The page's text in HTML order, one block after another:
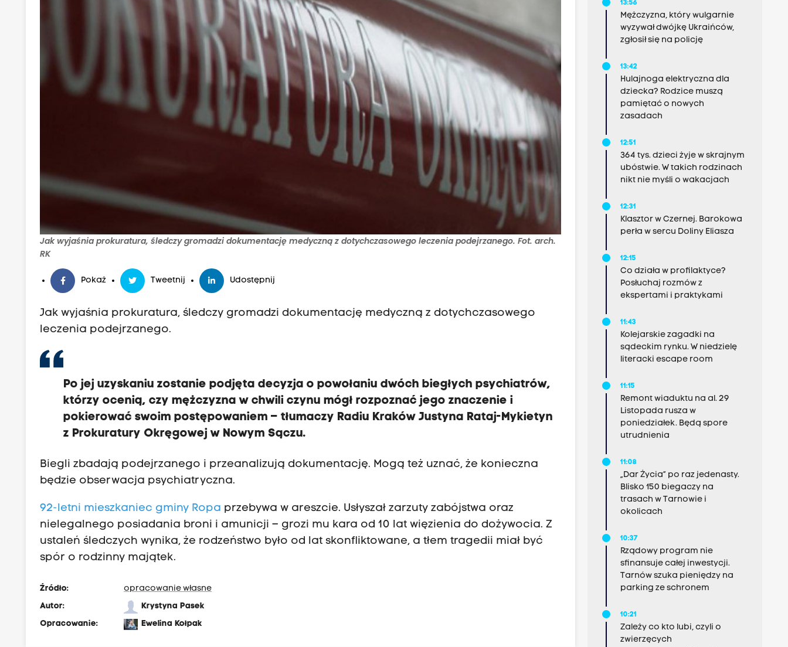
Jak wyjaśnia prokuratura, śledczy gromadzi dokumentację medyczną z dotychczasowego leczenia podejrzanego. Fot. arch.
RK
Pokaż Tweetnij Udostępnij
Jak wyjaśnia prokuratura, śledczy gromadzi dokumentację medyczną z dotychczasowego
leczenia podejrzanego.
Po jej uzyskaniu zostanie podjęta decyzja o powołaniu dwóch biegłych psychiatrów,
którzy ocenią, czy mężczyzna w chwili czynu mógł rozpoznać jego znaczenie i
pokierować swoim postępowaniem – tłumaczy Radiu Kraków Justyna Rataj-Mykietyn
z Prokuratury Okręgowej w Nowym Sączu.
Biegli zbadają podejrzanego i przeanalizują dokumentację. Mogą też uznać, że konieczna
będzie obserwacja psychiatryczna.
92-letni mieszkaniec gminy Ropa przebywa w areszcie. Usłyszał zarzuty zabójstwa oraz
nielegalnego posiadania broni i amunicji – grozi mu kara od 10 lat więzienia do dożywocia. Z
ustaleń śledczych wynika, że rodzeństwo było od lat skonfliktowane, a tłem tragedii miał być
spór o rodzinny majątek.
Źródło:
opracowanie własne
Autor:
Krystyna Pasek
Opracowanie:
Ewelina Kołpak
13:56
Mężczyzna, który wulgarnie
wyzywał dwójkę Ukraińców,
zgłosił się na policję
13:42
Hulajnoga elektryczna dla
dziecka? Rodzice muszą
pamiętać o nowych
zasadach
12:51
364 tys. dzieci żyje w skrajnym
ubóstwie. W takich rodzinach
nikt nie myśli o wakacjach
12:31
Klasztor w Czernej. Barokowa
perła w sercu Doliny Eliasza
12:15
Co działa w profilaktyce?
Posłuchaj rozmów z
ekspertami i praktykami
11:43
Kolejarskie zagadki na
sądeckim rynku. W niedzielę
literacki escape room
11:15
Remont wiaduktu na al. 29
Listopada rusza w
poniedziałek. Będą spore
utrudnienia
11:08
„Dar Życia” po raz jedenasty.
Blisko 150 biegaczy na
trasach w Tarnowie i
okolicach
10:37
Rządowy program nie
sfinansuje całej inwestycji.
Tarnów szuka pieniędzy na
parking ze schronem
10:21
Zależy co kto lubi, czyli o
zwierzęcych